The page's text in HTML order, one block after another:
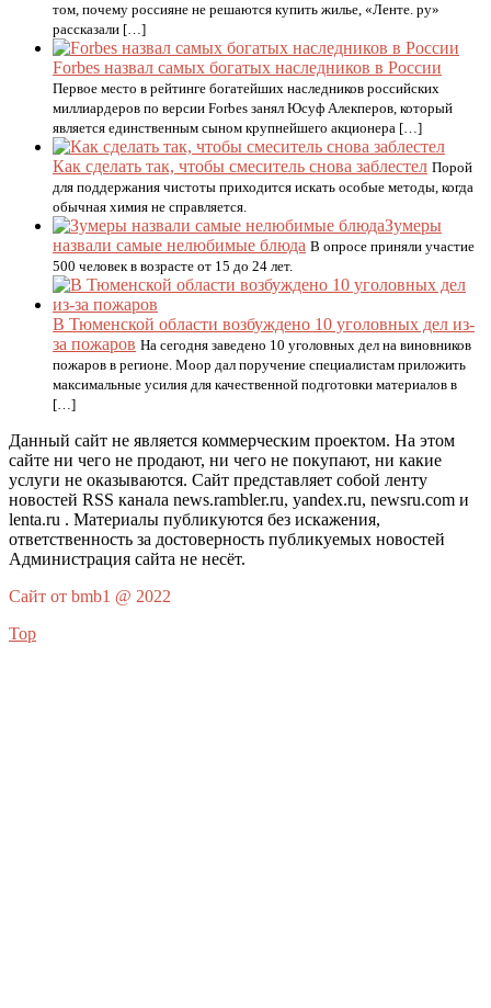
том, почему россияне не решаются купить жилье, «Ленте. ру»
рассказали […]
Forbes назвал самых богатых наследников в России
Первое место в рейтинге богатейших наследников российских
миллиардеров по версии Forbes занял Юсуф Алекперов, который
является единственным сыном крупнейшего акционера […]
Как сделать так, чтобы смеситель снова заблестел Порой
для поддержания чистоты приходится искать особые методы, когда
обычная химия не справляется.
Зумеры
назвали самые нелюбимые блюда В опросе приняли участие
500 человек в возрасте от 15 до 24 лет.
В Тюменской области возбуждено 10 уголовных дел из-
за пожаров На сегодня заведено 10 уголовных дел на виновников
пожаров в регионе. Моор дал поручение специалистам приложить
максимальные усилия для качественной подготовки материалов в
[…]
Данный сайт не является коммерческим проектом. На этом
сайте ни чего не продают, ни чего не покупают, ни какие
услуги не оказываются. Сайт представляет собой ленту
новостей RSS канала news.rambler.ru, yandex.ru, newsru.com и
lenta.ru . Материалы публикуются без искажения,
ответственность за достоверность публикуемых новостей
Администрация сайта не несёт.
Сайт от bmb1 @ 2022
Top